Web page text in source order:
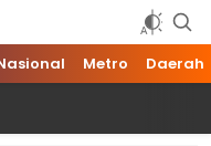
Metro Daerah